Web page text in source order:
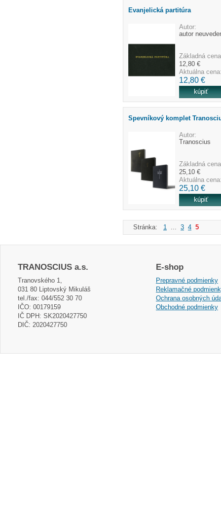
Evanjelická partitúra
Autor:
autor
Základná
12,80 €
Aktuálna
12,80 €
Spevníkový komplet
Autor:
Tranoscius
Základná
25,10 €
Aktuálna
25,10 €
Stránka: 1 3 4 5
TRANOSCIUS a.s.
Tranovského 1,
031 80 Liptovský Mikuláš
tel./fax: 044/552 30 70
IČO: 00179159
IČ DPH: SK2020427750
DIČ: 2020427750
E-shop
Prepravné podmienky
Reklamačné
Ochrana osobných
Obchodné podmienky